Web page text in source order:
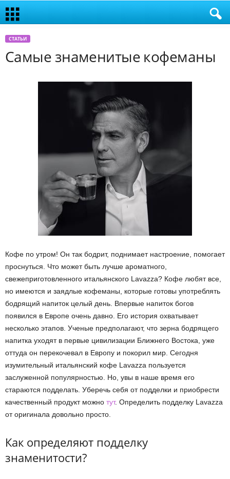
СТАТЬИ
Самые знаменитые кофеманы
Кофе по утром! Он так бодрит, поднимает настроение, помогает
проснуться. Что может быть лучше ароматного,
свежеприготовленного итальянского Lavazza? Кофе любят все,
но имеются и заядлые кофеманы, которые готовы употреблять
бодрящий напиток целый день. Впервые напиток богов
появился в Европе очень давно. Его история охватывает
несколько этапов. Ученые предполагают, что зерна бодрящего
напитка уходят в первые цивилизации Ближнего Востока, уже
оттуда он перекочевал в Европу и покорил мир. Сегодня
изумительный итальянский кофе Lavazza пользуется
заслуженной популярностью. Но, увы в наше время его
стараются подделать. Уберечь себя от подделки и приобрести
качественный продукт можно тут. Определить подделку Lavazza
от оригинала довольно просто.
Как определяют подделку
знаменитости?